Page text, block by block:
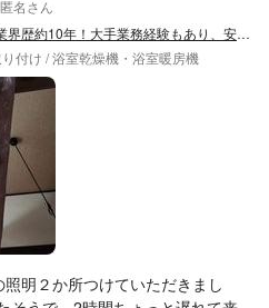
名さん
カード決済OK◇電気工事士在籍◇業界歴約10年！大手業務経験もあり、安心の実績！
付け / 浴室乾燥機・浴室暖房機
明２か所つけていただきまし